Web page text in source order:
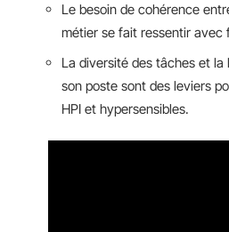
Le besoin de cohérence
métier se fait ressentir avec
La diversité des tâches et la
son poste sont des leviers
HPI et hypersensibles.